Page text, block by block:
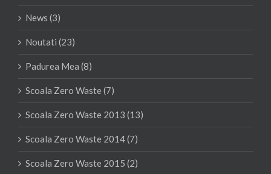
News (3)
Noutati (23)
Padurea Mea (8)
Scoala Zero Waste (7)
Scoala Zero Waste 2013 (13)
Scoala Zero Waste 2014 (7)
Scoala Zero Waste 2015 (2)